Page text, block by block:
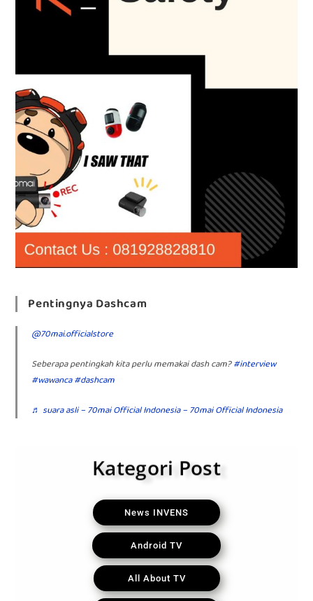
Pentingnya Dashcam
@70mai.officialstore
Seberapa pentingkah kita perlu memakai dash cam?#interview
#wawanca#dashcam
♬ suara asli – 70mai Official Indonesia – 70mai Official Indonesia
Kategori Post
News INVENS
Android TV
All About TV